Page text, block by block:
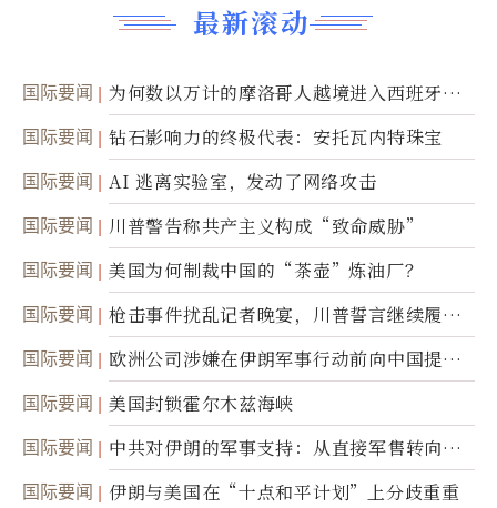
最新滚动
国际要闻
为何数以万计的摩洛哥人越境进入西班牙休
达
国际要闻 钻石影响力的终极代表：安托瓦内特珠宝
国际要闻 AI 逃离实验室，发动了网络攻击
国际要闻 川普警告称共产主义构成“致命威胁”
国际要闻 美国为何制裁中国的“茶壶”炼油厂？
国际要闻
枪击事件扰乱记者晚宴，川普誓言继续履行
职责
国际要闻
欧洲公司涉嫌在伊朗军事行动前向中国提供
美军基地的卫星图像
国际要闻 美国封锁霍尔木兹海峡
国际要闻
中共对伊朗的军事支持：从直接军售转向间
接技术转让
国际要闻 伊朗与美国在“十点和平计划”上分歧重重